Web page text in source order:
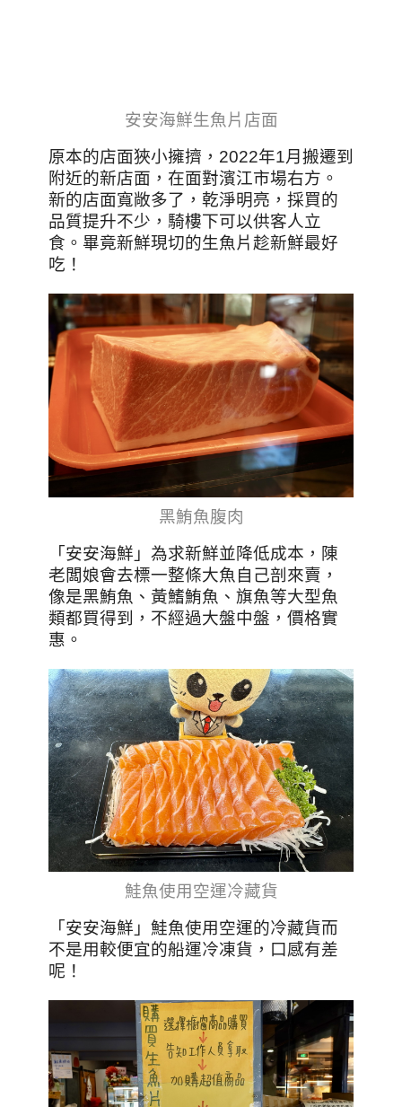
安安海鮮生魚片店面
原本的店面狹小擁擠，2022年1月搬遷到
附近的新店面，在面對濱江市場右方。
新的店面寬敞多了，乾淨明亮，採買的
品質提升不少，騎樓下可以供客人立
食。畢竟新鮮現切的生魚片趁新鮮最好
吃！
黑鮪魚腹肉
「安安海鮮」 為求新鮮並降低成本，陳
老闆娘會去標一整條大魚自己剖來賣，
像是黑鮪魚、黃鰭鮪魚、旗魚等大型魚
類都買得到，不經過大盤中盤，價格實
惠。
鮭魚使用空運冷藏貨
「安安海鮮」 鮭魚使用空運的冷藏貨而
不是用較便宜的船運冷凍貨，口感有差
呢！